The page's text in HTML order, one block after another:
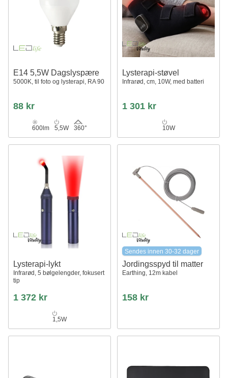
E14 5,5W Dagslyspære
5000K, til foto og lysterapi, RA 90
88 kr
600lm 5,5W 360°
Lysterapi-støvel
Infrarød, cm, 10W, med batteri
1 301 kr
10W
Lysterapi-lykt
Infrarød, 5 bølgelengder, fokusert
tip
1 372 kr
1,5W
Sendes innen 30-32 dager
Jordingsspyd til matter
Earthing, 12m kabel
158 kr